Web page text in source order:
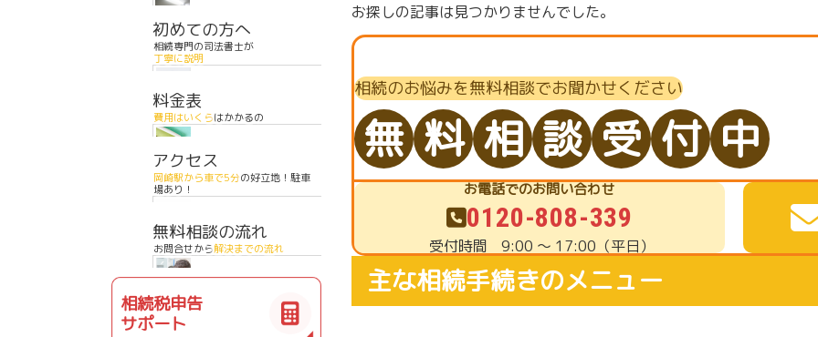
初めての方へ
相続専門の司法書士が
丁寧に説明
料金表
費用はいくらはかかるの
アクセス
岡崎駅から車で5分の好立地！駐車
場あり！
無料相談の流れ
お問合せから解決までの流れ
相続税申告
サポート
お探しの記事は見つかりませんでした。
相続のお悩みを無料相談でお聞かせください
無 料 相 談 受 付 中
お電話でのお問い合わせ
0120-808-339
受付時間 9:00 ～ 17:00（平日）
主な相続手続きのメニュー